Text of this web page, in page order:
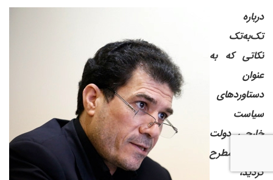
‌درباره
تک‌به‌تک
نکاتی که به
عنوان
دستاوردهای
سیاست
خارجی دولت
رئیسی مطرح
کردید،